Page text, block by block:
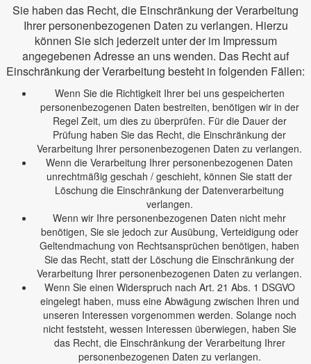
Sie haben das Recht, die Einschränkung der Verarbeitung
Ihrer personenbezogenen Daten zu verlangen. Hierzu
können Sie sich jederzeit unter der im Impressum
angegebenen Adresse an uns wenden. Das Recht auf
Einschränkung der Verarbeitung besteht in folgenden Fällen:
Wenn Sie die Richtigkeit Ihrer bei uns gespeicherten
personenbezogenen Daten bestreiten, benötigen wir in der
Regel Zeit, um dies zu überprüfen. Für die Dauer der
Prüfung haben Sie das Recht, die Einschränkung der
Verarbeitung Ihrer personenbezogenen Daten zu verlangen.
Wenn die Verarbeitung Ihrer personenbezogenen Daten
unrechtmäßig geschah / geschieht, können Sie statt der
Löschung die Einschränkung der Datenverarbeitung
verlangen.
Wenn wir Ihre personenbezogenen Daten nicht mehr
benötigen, Sie sie jedoch zur Ausübung, Verteidigung oder
Geltendmachung von Rechtsansprüchen benötigen, haben
Sie das Recht, statt der Löschung die Einschränkung der
Verarbeitung Ihrer personenbezogenen Daten zu verlangen.
Wenn Sie einen Widerspruch nach Art. 21 Abs. 1 DSGVO
eingelegt haben, muss eine Abwägung zwischen Ihren und
unseren Interessen vorgenommen werden. Solange noch
nicht feststeht, wessen Interessen überwiegen, haben Sie
das Recht, die Einschränkung der Verarbeitung Ihrer
personenbezogenen Daten zu verlangen.